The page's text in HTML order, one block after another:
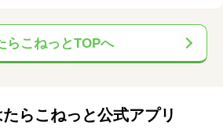
らこねっとTOPへ
たらこねっと公式アプリ